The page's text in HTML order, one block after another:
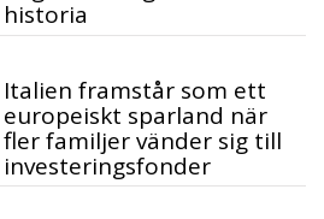
historia
Italien framstår som ett
europeiskt sparland när
fler familjer vänder sig till
investeringsfonder